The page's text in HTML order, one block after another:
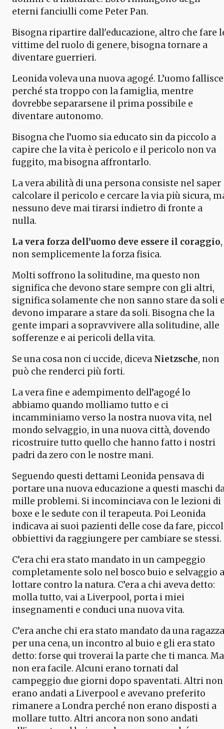
eterni fanciulli come Peter Pan.
Bisogna ripartire dall'educazione, altro che fare
vittime del ruolo di genere, bisogna tornare a
diventare guerrieri.
Leonida voleva una nuova agogé. L’uomo fallisce
perché sta troppo con la famiglia, mentre
dovrebbe separarsene il prima possibile e
diventare autonomo.
Bisogna che l’uomo sia educato sin da piccolo a
capire che la vita è pericolo e il pericolo non va
fuggito, ma bisogna affrontarlo.
La vera abilità di una persona consiste nel saper
calcolare il pericolo e cercare la via più sicura,
nessuno deve mai tirarsi indietro di fronte a
nulla.
La vera forza dell’uomo deve essere il coraggio,
non semplicemente la forza fisica.
Molti soffrono la solitudine, ma questo non
significa che devono stare sempre con gli altri,
significa solamente che non sanno stare da soli
devono imparare a stare da soli. Bisogna che la
gente impari a sopravvivere alla solitudine, alle
sofferenze e ai pericoli della vita.
Se una cosa non ci uccide, diceva Nietzsche, non
può che renderci più forti.
La vera fine e adempimento dell’agogé lo
abbiamo quando molliamo tutto e ci
incamminiamo verso la nostra nuova vita, nel
mondo selvaggio, in una nuova città, dovendo
ricostruire tutto quello che hanno fatto i nostri
padri da zero con le nostre mani.
Seguendo questi dettami Leonida pensava di
portare una nuova educazione a questi maschi
mille problemi. Si incominciava con le lezioni di
boxe e le sedute con il terapeuta. Poi Leonida
indicava ai suoi pazienti delle cose da fare,
obbiettivi da raggiungere per cambiare se stessi.
C’era chi era stato mandato in un campeggio
completamente solo nel bosco buio e selvaggio a
lottare contro la natura. C’era a chi aveva detto:
molla tutto, vai a Liverpool, porta i miei
insegnamenti e conduci una nuova vita.
C’era anche chi era stato mandato da una ragazza
per una cena, un incontro al buio e gli era stato
detto: forse qui troverai la parte che ti manca. Ma
non era facile. Alcuni erano tornati dal
campeggio due giorni dopo spaventati. Altri non
erano andati a Liverpool e avevano preferito
rimanere a Londra perché non erano disposti a
mollare tutto. Altri ancora non sono andati